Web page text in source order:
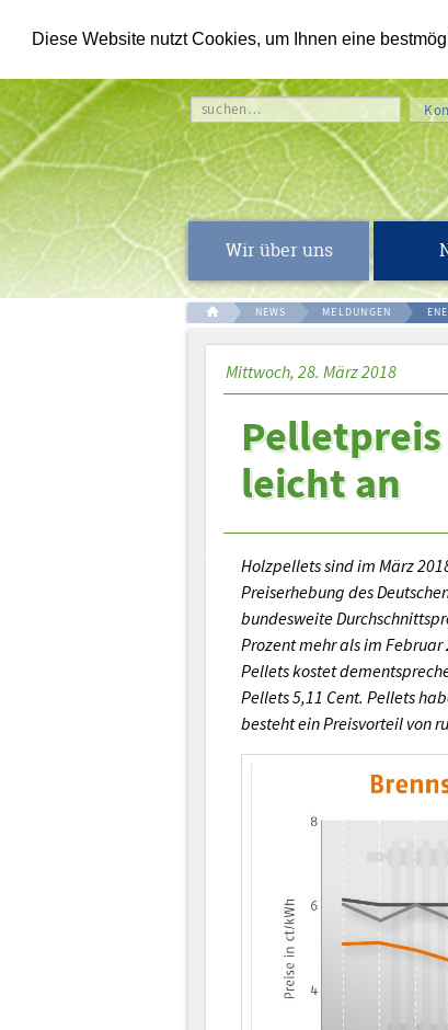
Diese Website nutzt Cookies, um Ihnen eine
suchen…
Wir über uns
NEWS MELDUNGEN
Mittwoch, 28. März 2018
leicht an
Holzpellets sind im März
Preiserhebung des
bundesweite
Prozent mehr als im
Pellets kostet
Pellets 5,11 Cent. Pellets
besteht ein Preisvorteil von